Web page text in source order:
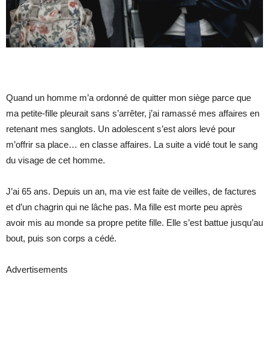
Quand un homme m’a ordonné de quitter mon siège parce que
ma petite-fille pleurait sans s’arrêter, j’ai ramassé mes affaires en
retenant mes sanglots. Un adolescent s’est alors levé pour
m’offrir sa place… en classe affaires. La suite a vidé tout le sang
du visage de cet homme.
J’ai 65 ans. Depuis un an, ma vie est faite de veilles, de factures
et d’un chagrin qui ne lâche pas. Ma fille est morte peu après
avoir mis au monde sa propre petite fille. Elle s’est battue jusqu’au
bout, puis son corps a cédé.
Advertisements